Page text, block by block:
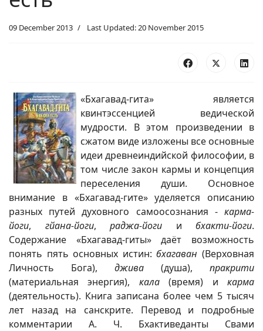
09 December 2013 Last Updated: 20 November 2015
«Бхагавад-гита» является
квинтэссенцией ведической
мудрости. В этом произведении в
сжатом виде изложены все основные
идеи древнеиндийской философии, в
том числе закон кармы и концепция
переселения души. Основное
внимание в «Бхагавад-гите» уделяется описанию
разных путей духовного самоосознания - карма-
йоги, гйана-йоги, раджа-йоги и бхакти-йоги.
Содержание «Бхагавад-гиты» даёт возможность
понять пять основных истин:бхагаван (Верховная
Личность Бога), джива (душа), пракрити
(материальная энергия), кала(время) икарма
(деятельность). Книга записана более чем 5 тысяч
лет назад на санскрите. Перевод и подробные
комментарии А. Ч. Бхактиведанты Свами